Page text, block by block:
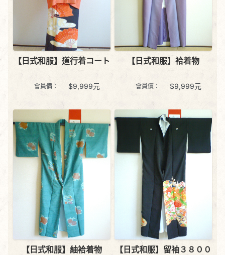
【日式和服】道行着コート
會員價： $9,999元
【日式和服】袷着物
會員價： $9,999元
【日式和服】紬袷着物
【日式和服】留袖３８００